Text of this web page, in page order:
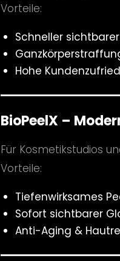
Vorteile:
Schneller
Hohe
BioPeelX –
Für Kosmetikstudios
Vorteile:
Tiefenwirksames
Sofort sichtbarer
Anti-Aging &